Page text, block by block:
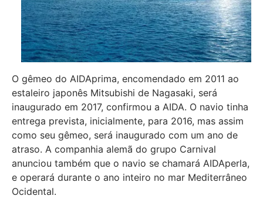
O gêmeo do AIDAprima, encomendado em 2011 ao
estaleiro japonês Mitsubishi de Nagasaki, será
inaugurado em 2017, confirmou a AIDA. O navio tinha
entrega prevista, inicialmente, para 2016, mas assim
como seu gêmeo, será inaugurado com um ano de
atraso. A companhia alemã do grupo Carnival
anunciou também que o navio se chamará AIDAperla,
e operará durante o ano inteiro no mar Mediterrâneo
Ocidental.